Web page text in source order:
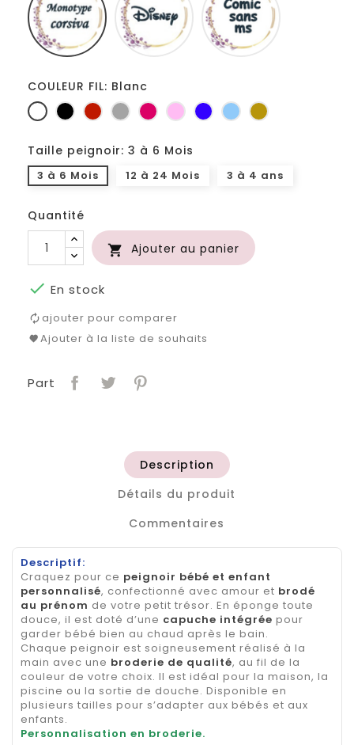
COULEUR FIL: Blanc
BlancNoir RougeGris
clair
Fuchsia
RoseBleu
roi
Bleu
clair
Or
Taille peignoir: 3 à 6 Mois
3 à 6 Mois 12 à 24 Mois 3 à 4 ans
Quantité
 Ajouter au panier
 En stock
ajouter pour comparer
Ajouter à la liste de souhaits
Part
Description
Détails du produit
Commentaires
Descriptif:
Craquez pour ce peignoir bébé et enfant
personnalisé, confectionné avec amour et brodé
au prénom de votre petit trésor. En éponge toute
douce, il est doté d’une capuche intégrée pour
garder bébé bien au chaud après le bain.
Chaque peignoir est soigneusement réalisé à la
main avec une broderie de qualité, au fil de la
couleur de votre choix. Il est idéal pour la maison, la
piscine ou la sortie de douche. Disponible en
plusieurs tailles pour s’adapter aux bébés et aux
enfants.
Personnalisation en broderie.